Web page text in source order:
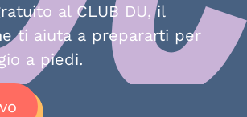
al CLUB DU, il
ti aiuta a prepararti per
a piedi.